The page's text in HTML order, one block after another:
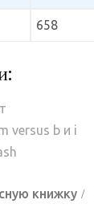
658
versus b и i
книжку